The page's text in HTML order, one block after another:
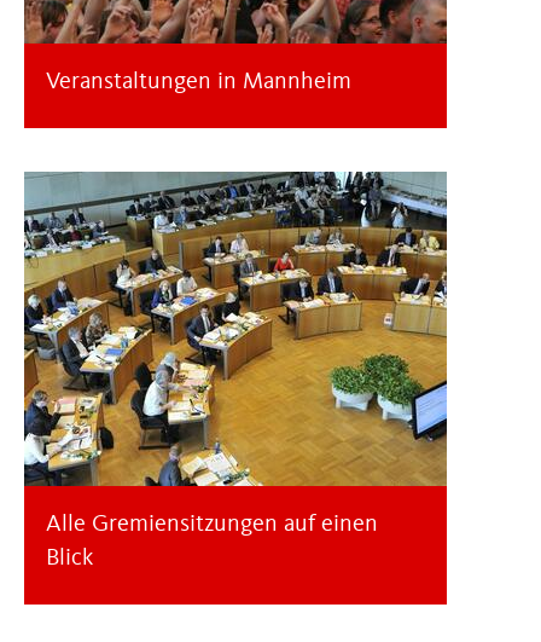
Veranstaltungen in Mannheim
Alle Gremiensitzungen auf einen
Blick